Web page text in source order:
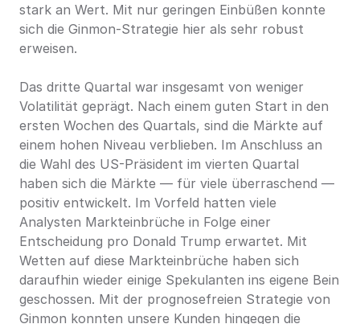
stark an Wert. Mit nur geringen Einbüßen konnte
sich die Ginmon-Strategie hier als sehr robust
erweisen.
Das dritte Quartal war insgesamt von weniger
Volatilität geprägt. Nach einem guten Start in den
ersten Wochen des Quartals, sind die Märkte auf
einem hohen Niveau verblieben. Im Anschluss an
die Wahl des US-Präsident im vierten Quartal
haben sich die Märkte — für viele überraschend —
positiv entwickelt. Im Vorfeld hatten viele
Analysten Markteinbrüche in Folge einer
Entscheidung pro Donald Trump erwartet. Mit
Wetten auf diese Markteinbrüche haben sich
daraufhin wieder einige Spekulanten ins eigene Bein
geschossen. Mit der prognosefreien Strategie von
Ginmon konnten unsere Kunden hingegen die